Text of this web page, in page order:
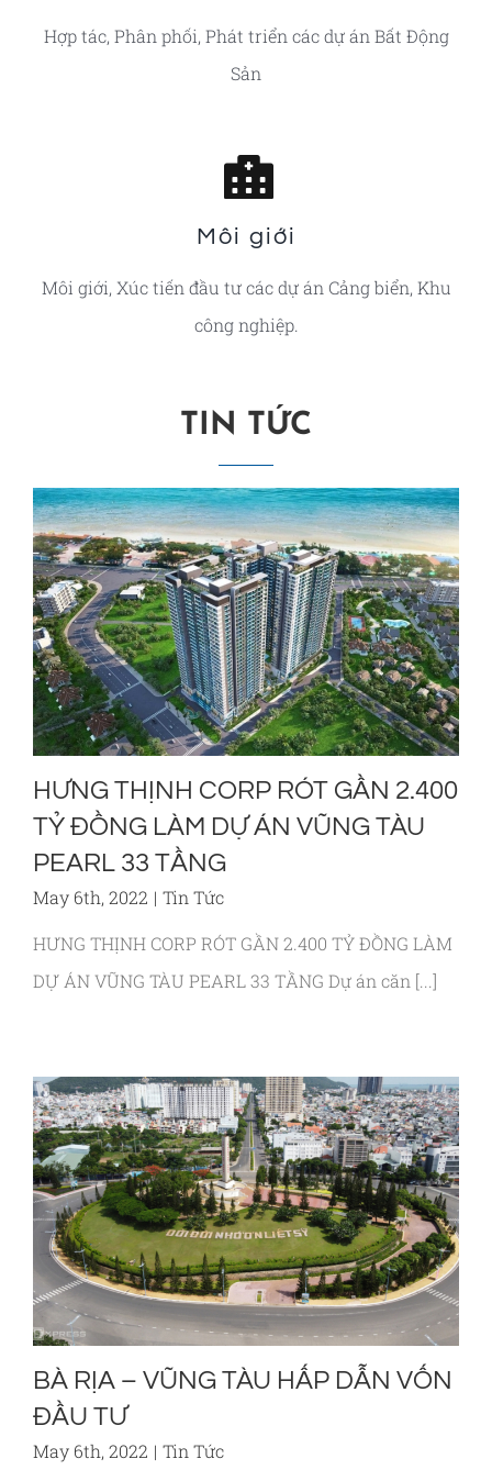
Hợp tác, Phân phối, Phát triển các dự án Bất Động
Sản
Môi giới
Môi giới, Xúc tiến đầu tư các dự án Cảng biển, Khu
công nghiệp.
TIN TỨC
HƯNG THỊNH CORP RÓT GẦN 2.400
TỶ ĐỒNG LÀM DỰ ÁN VŨNG TÀU
PEARL 33 TẦNG
May 6th, 2022 | Tin Tức
HƯNG THỊNH CORP RÓT GẦN 2.400 TỶ ĐỒNG LÀM
DỰ ÁN VŨNG TÀU PEARL 33 TẦNG Dự án căn [...]
BÀ RỊA – VŨNG TÀU HẤP DẪN VỐN
ĐẦU TƯ
May 6th, 2022 | Tin Tức